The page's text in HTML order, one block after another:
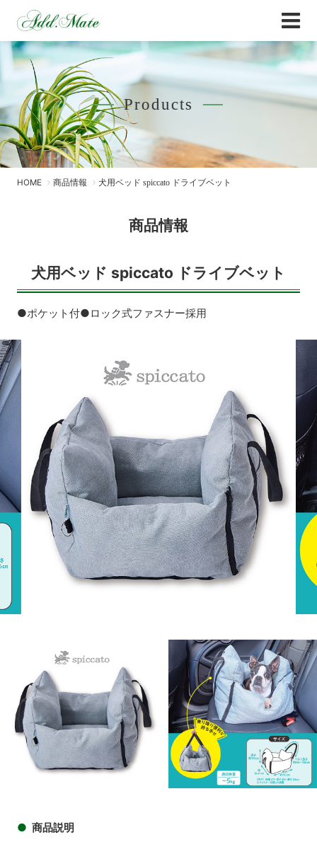
商品情報 - Add.Mate -アド・メイト オフィシ
Products
HOME 商品情報 犬用ベッド spiccato ドライブベット
商品情報
犬用ベッド spiccato ドライブベット
●ポケット付●ロック式ファスナー採用
商品説明